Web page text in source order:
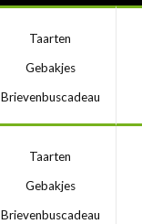
Taarten
Gebakjes
Brievenbuscadeau
Taarten
Gebakjes
Brievenbuscadeau